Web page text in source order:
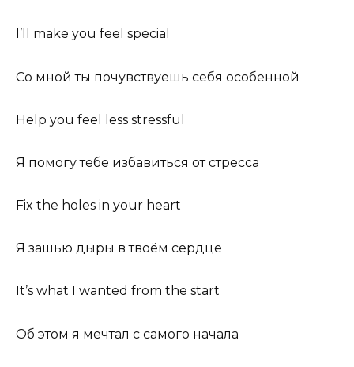
I’ll make you feel special
Со мной ты почувствуешь себя особенной
Help you feel less stressful
Я помогу тебе избавиться от стресса
Fix the holes in your heart
Я зашью дыры в твоём сердце
It’s what I wanted from the start
Об этом я мечтал с самого начала